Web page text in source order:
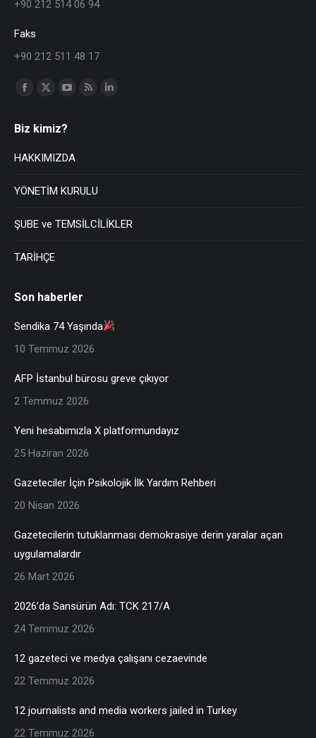
+90 212 514 06 94
Faks
+90 212 511 48 17
Find us on:
Biz kimiz?
HAKKIMIZDA
YÖNETİM KURULU
ŞUBE ve TEMSİLCİLİKLER
TARİHÇE
Son haberler
Sendika 74 Yaşında
10 Temmuz 2026
AFP İstanbul bürosu greve çıkıyor
2 Temmuz 2026
Yeni hesabımızla X platformundayız
25 Haziran 2026
Gazeteciler İçin Psikolojik İlk Yardım Rehberi
20 Nisan 2026
Gazetecilerin tutuklanması demokrasiye derin yaralar açan
uygulamalardır
26 Mart 2026
2026’da Sansürün Adı: TCK 217/A
24 Temmuz 2026
12 gazeteci ve medya çalışanı cezaevinde
22 Temmuz 2026
12 journalists and media workers jailed in Turkey
22 Temmuz 2026